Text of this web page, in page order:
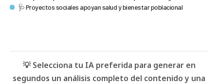
🩺 Proyectos sociales apoyan salud y bienestar poblacional
💡 Selecciona tu IA preferida para generar en
segundos un análisis completo del contenido y una